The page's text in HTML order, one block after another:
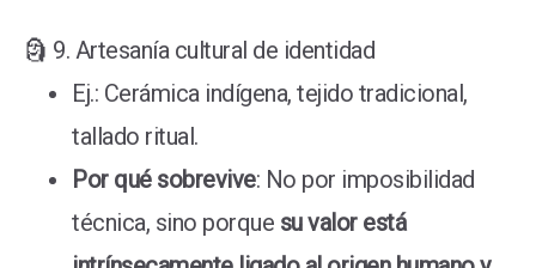
🗿 9. Artesanía cultural de identidad
Ej.: Cerámica indígena, tejido tradicional,
tallado ritual.
Por qué sobrevive: No por imposibilidad
técnica, sino porque su valor está